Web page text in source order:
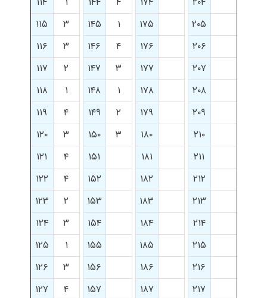
۲۰۵
۱۷۵ ۱ ۱۴۵ ۳
۱۱۵
۲۰۶
۱۷۶ ۴ ۱۴۶ ۳
۱۱۶
۲۰۷
۱۷۷ ۳ ۱۴۷ ۲
۱۱۷
۲۰۸
۱۷۸ ۱ ۱۴۸ ۱
۱۱۸
۲۰۹
۱۷۹ ۲ ۱۴۹ ۴
۱۱۹
۲۱۰
۱۸۰ ۳ ۱۵۰ ۳
۱۲۰
۲۱۱
۱۸۱ ۱۵۱ ۴
۱۲۱
۲۱۲
۱۸۲ ۱۵۲ ۴
۱۲۲
۲۱۳
۱۸۳ ۱۵۳ ۲
۱۲۳
۲۱۴
۱۸۴ ۱۵۴ ۳
۱۲۴
۲۱۵
۱۸۵ ۱۵۵ ۱
۱۲۵
۲۱۶
۱۸۶ ۱۵۶ ۳
۱۲۶
۲۱۷
۱۸۷ ۱۵۷ ۴
۱۲۷